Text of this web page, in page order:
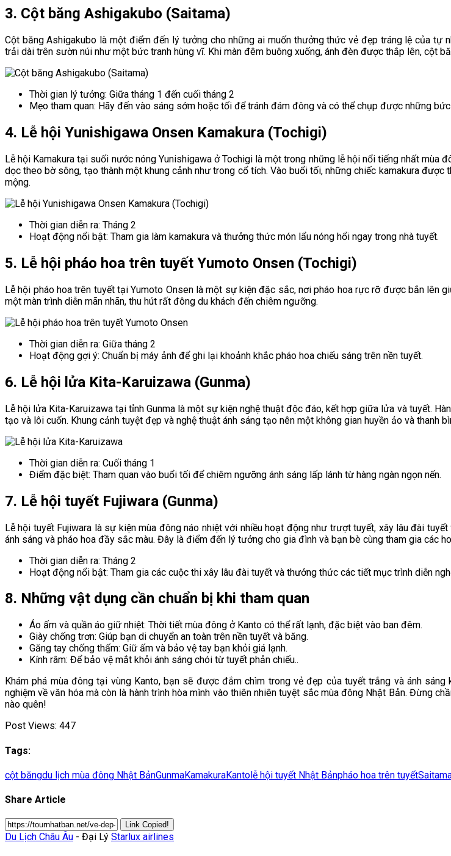
3. Cột băng Ashigakubo (Saitama)
Cột băng Ashigakubo là một điểm đến lý tưởng cho những ai muốn thưởng thức vẻ đẹp tráng lệ của tự
trải dài trên sườn núi như một bức tranh hùng vĩ. Khi màn đêm buông xuống, ánh đèn được thắp lên, cột
Thời gian lý tưởng: Giữa tháng 1 đến cuối tháng 2
Mẹo tham quan: Hãy đến vào sáng sớm hoặc tối để tránh đám đông và có thể chụp được những
4. Lễ hội Yunishigawa Onsen Kamakura (Tochigi)
Lễ hội Kamakura tại suối nước nóng Yunishigawa ở Tochigi là một trong những lễ hội nổi tiếng nhất mùa
dọc theo bờ sông, tạo thành một khung cảnh như trong cổ tích. Vào buổi tối, những chiếc kamakura
mộng.
Thời gian diễn ra: Tháng 2
Hoạt động nổi bật: Tham gia làm kamakura và thưởng thức món lẩu nóng hổi ngay trong nhà tuyết.
5. Lễ hội pháo hoa trên tuyết Yumoto Onsen (Tochigi)
Lễ hội pháo hoa trên tuyết tại Yumoto Onsen là một sự kiện đặc sắc, nơi pháo hoa rực rỡ được bắn lên
một màn trình diễn mãn nhãn, thu hút rất đông du khách đến chiêm ngưỡng.
Thời gian diễn ra: Giữa tháng 2
Hoạt động gợi ý: Chuẩn bị máy ảnh để ghi lại khoảnh khắc pháo hoa chiếu sáng trên nền tuyết.
6. Lễ hội lửa Kita-Karuizawa (Gunma)
Lễ hội lửa Kita-Karuizawa tại tỉnh Gunma là một sự kiện nghệ thuật độc đáo, kết hợp giữa lửa và tuyết.
tạo và lôi cuốn. Khung cảnh tuyệt đẹp và nghệ thuật ánh sáng tạo nên một không gian huyền ảo và thanh
Thời gian diễn ra: Cuối tháng 1
Điểm đặc biệt: Tham quan vào buổi tối để chiêm ngưỡng ánh sáng lấp lánh từ hàng ngàn ngọn nến.
7. Lễ hội tuyết Fujiwara (Gunma)
Lễ hội tuyết Fujiwara là sự kiện mùa đông náo nhiệt với nhiều hoạt động như trượt tuyết, xây lâu đài
ánh sáng và pháo hoa đầy sắc màu. Đây là điểm đến lý tưởng cho gia đình và bạn bè cùng tham gia các
Thời gian diễn ra: Tháng 2
Hoạt động nổi bật: Tham gia các cuộc thi xây lâu đài tuyết và thưởng thức các tiết mục trình diễn
8. Những vật dụng cần chuẩn bị khi tham quan
Áo ấm và quần áo giữ nhiệt: Thời tiết mùa đông ở Kanto có thể rất lạnh, đặc biệt vào ban đêm.
Giày chống trơn: Giúp bạn di chuyển an toàn trên nền tuyết và băng.
Găng tay chống thấm: Giữ ấm và bảo vệ tay bạn khỏi giá lạnh.
Kính râm: Để bảo vệ mắt khỏi ánh sáng chói từ tuyết phản chiếu..
Khám phá mùa đông tại vùng Kanto, bạn sẽ được đắm chìm trong vẻ đẹp của tuyết trắng và ánh
nghiệm về văn hóa mà còn là hành trình hòa mình vào thiên nhiên tuyệt sắc mùa đông Nhật Bản. Đừng
nào quên!
Post Views: 447
Tags:
cột băngdu lịch mùa đông Nhật BảnGunmaKamakuraKantolễ hội tuyết Nhật Bảnpháo hoa trên tuyết
Share Article
Link Copied!
Du Lịch Châu Âu - Đại Lý Starlux airlines